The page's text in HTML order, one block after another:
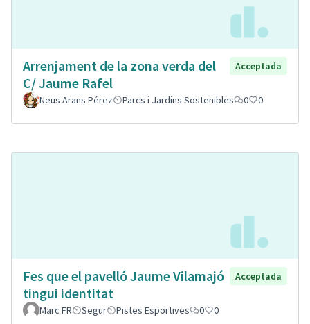
Arrenjament de la zona verda del
C/ Jaume Rafel
Acceptada
Neus Arans Pérez Parcs i Jardins Sostenibles 0 0
Fes que el pavelló Jaume Vilamajó
tingui identitat
Acceptada
Marc FR Segur Pistes Esportives 0 0